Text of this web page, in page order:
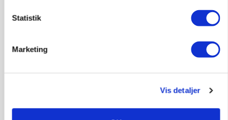
Statistik
Marketing
Vis detaljer